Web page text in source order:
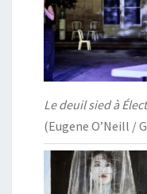
Le deuil sied à
(Eugene O’Neill /